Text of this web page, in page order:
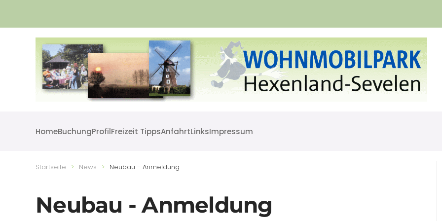
Skip to main content
HomeBuchungProfilFreizeit TippsAnfahrtLinksImpressum
Startseite News Neubau - Anmeldung
Neubau - Anmeldung